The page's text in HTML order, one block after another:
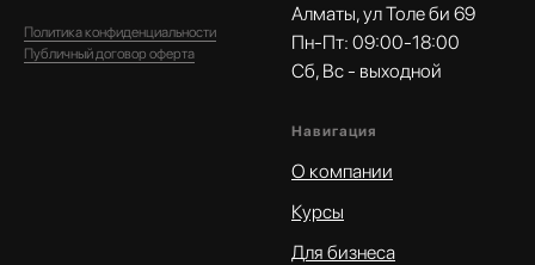
Политика конфиденциальности
Публичный договор оферта
Алматы, ул Толе би 69
Пн-Пт: 09:00-18:00
Сб, Вс - выходной
Навигация
О компании
Курсы
Для бизнеса